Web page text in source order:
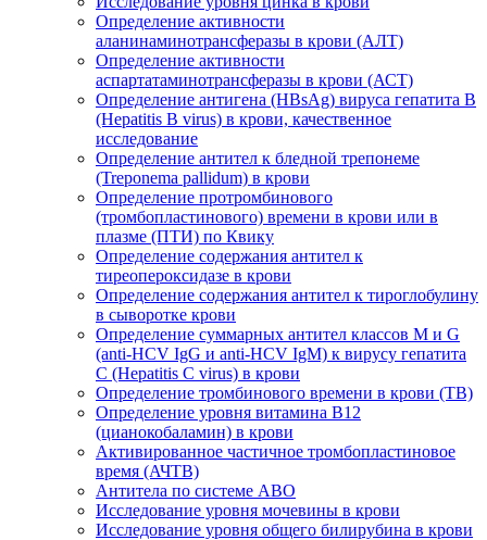
Определение активности
аланинаминотрансферазы в крови (АЛТ)
Определение активности
аспартатаминотрансферазы в крови (АСТ)
Определение антигена (HBsAg) вируса гепатита B
(Hepatitis B virus) в крови, качественное
исследование
Определение антител к бледной трепонеме
(Treponema pallidum) в крови
Определение протромбинового
(тромбопластинового) времени в крови или в
плазме (ПТИ) по Квику
Определение содержания антител к
тиреопероксидазе в крови
Определение содержания антител к тироглобулину
в сыворотке крови
Определение суммарных антител классов M и G
(anti-HCV IgG и anti-HCV IgM) к вирусу гепатита
C (Hepatitis C virus) в крови
Определение тромбинового времени в крови (ТВ)
Определение уровня витамина B12
(цианокобаламин) в крови
Активированное частичное тромбопластиновое
время (АЧТВ)
Антитела по системе АВО
Исследование уровня мочевины в крови
Исследование уровня общего билирубина в крови